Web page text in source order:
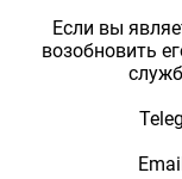
Если вы
возобновить